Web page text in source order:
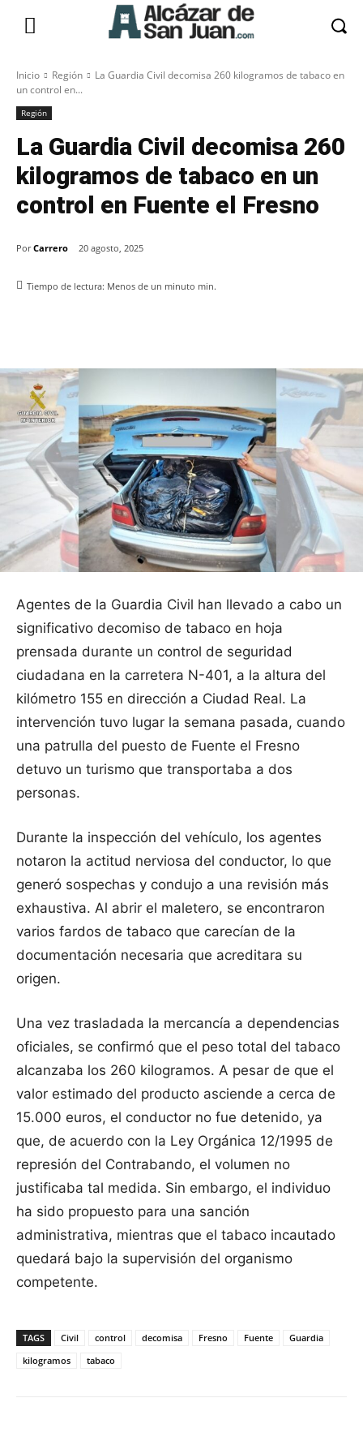
Inicio Región
La Guardia Civil decomisa 260 kilogramos de tabaco en
un control en...
Región
La Guardia Civil decomisa 260
kilogramos de tabaco en un
control en Fuente el Fresno
Por Carrero 20 agosto, 2025
Tiempo de lectura: Menos de un minuto min.
Agentes de la Guardia Civil han llevado a cabo un
significativo decomiso de tabaco en hoja
prensada durante un control de seguridad
ciudadana en la carretera N-401, a la altura del
kilómetro 155 en dirección a Ciudad Real. La
intervención tuvo lugar la semana pasada, cuando
una patrulla del puesto de Fuente el Fresno
detuvo un turismo que transportaba a dos
personas.
Durante la inspección del vehículo, los agentes
notaron la actitud nerviosa del conductor, lo que
generó sospechas y condujo a una revisión más
exhaustiva. Al abrir el maletero, se encontraron
varios fardos de tabaco que carecían de la
documentación necesaria que acreditara su
origen.
Una vez trasladada la mercancía a dependencias
oficiales, se confirmó que el peso total del tabaco
alcanzaba los 260 kilogramos. A pesar de que el
valor estimado del producto asciende a cerca de
15.000 euros, el conductor no fue detenido, ya
que, de acuerdo con la Ley Orgánica 12/1995 de
represión del Contrabando, el volumen no
justificaba tal medida. Sin embargo, el individuo
ha sido propuesto para una sanción
administrativa, mientras que el tabaco incautado
quedará bajo la supervisión del organismo
competente.
TAGS Civil control decomisa Fresno Fuente
Guardia
kilogramos
tabaco